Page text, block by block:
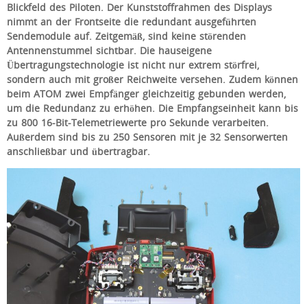
Blickfeld des Piloten. Der Kunststoffrahmen des Displays
nimmt an der Frontseite die redundant ausgeführten
Sendemodule auf. Zeitgemäß, sind keine störenden
Antennenstummel sichtbar. Die hauseigene
Übertragungstechnologie ist nicht nur extrem störfrei,
sondern auch mit großer Reichweite versehen. Zudem können
beim ATOM zwei Empfänger gleichzeitig gebunden werden,
um die Redundanz zu erhöhen. Die Empfangseinheit kann bis
zu 800 16-Bit-Telemetriewerte pro Sekunde verarbeiten.
Außerdem sind bis zu 250 Sensoren mit je 32 Sensorwerten
anschließbar und übertragbar.